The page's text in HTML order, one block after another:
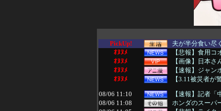
PickUp!
夫が半分食い尽
ｵﾇﾇﾒ
【悲報】食用
ｵﾇﾇﾒ
【画像】日本
ｵﾇﾇﾒ
【速報】ジャ
ｵﾇﾇﾒ
【3.11被災者
08/06 11:10
【速報】記者
08/06 11:08
ホンダのスーパ